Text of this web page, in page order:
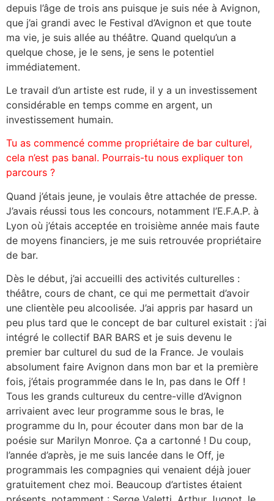
depuis l’âge de trois ans puisque je suis née à Avignon,
que j’ai grandi avec le Festival d’Avignon et que toute
ma vie, je suis allée au théâtre. Quand quelqu’un a
quelque chose, je le sens, je sens le potentiel
immédiatement.
Le travail d’un artiste est rude, il y a un investissement
considérable en temps comme en argent, un
investissement humain.
Tu as commencé comme propriétaire de bar culturel,
cela n’est pas banal. Pourrais-tu nous expliquer ton
parcours ?
Quand j’étais jeune, je voulais être attachée de presse.
J’avais réussi tous les concours, notamment l’E.F.A.P. à
Lyon où j’étais acceptée en troisième année mais faute
de moyens financiers, je me suis retrouvée propriétaire
de bar.
Dès le début, j’ai accueilli des activités culturelles :
théâtre, cours de chant, ce qui me permettait d’avoir
une clientèle peu alcoolisée. J’ai appris par hasard un
peu plus tard que le concept de bar culturel existait : j’ai
intégré le collectif BAR BARS et je suis devenu le
premier bar culturel du sud de la France. Je voulais
absolument faire Avignon dans mon bar et la première
fois, j’étais programmée dans le In, pas dans le Off !
Tous les grands cultureux du centre-ville d’Avignon
arrivaient avec leur programme sous le bras, le
programme du In, pour écouter dans mon bar de la
poésie sur Marilyn Monroe. Ça a cartonné ! Du coup,
l’année d’après, je me suis lancée dans le Off, je
programmais les compagnies qui venaient déjà jouer
gratuitement chez moi. Beaucoup d’artistes étaient